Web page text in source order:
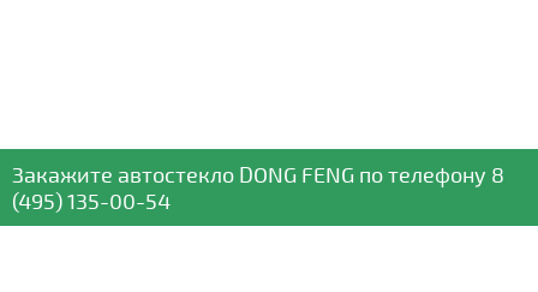
Закажите автостекло DONG FENG по телефону 8
(495) 135-00-54